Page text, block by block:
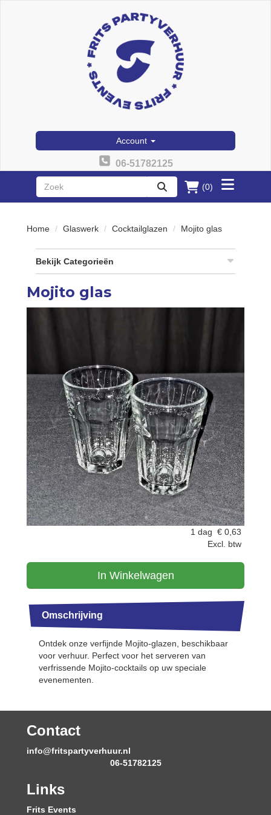
Account
06-51782125
zoeken
(0)
Toggle
menu
Home Glaswerk Cocktailglazen Mojito glas
Bekijk Categorieën
Mojito glas
1 dag € 0,63
Excl. btw
In Winkelwagen
Omschrijving
Ontdek onze verfijnde Mojito-glazen, beschikbaar
voor verhuur. Perfect voor het serveren van
verfrissende Mojito-cocktails op uw speciale
evenementen.
Contact
info@fritspartyverhuur.nl
06-51782125
Links
Frits Events